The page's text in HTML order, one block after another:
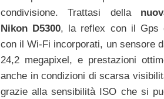
condivisione. Trattasi della
Nikon D5300, la reflex con il Gps
con il Wi-Fi incorporati, un sensore
24,2 megapixel, e prestazioni
anche in condizioni di scarsa
grazie alla sensibilità ISO che si